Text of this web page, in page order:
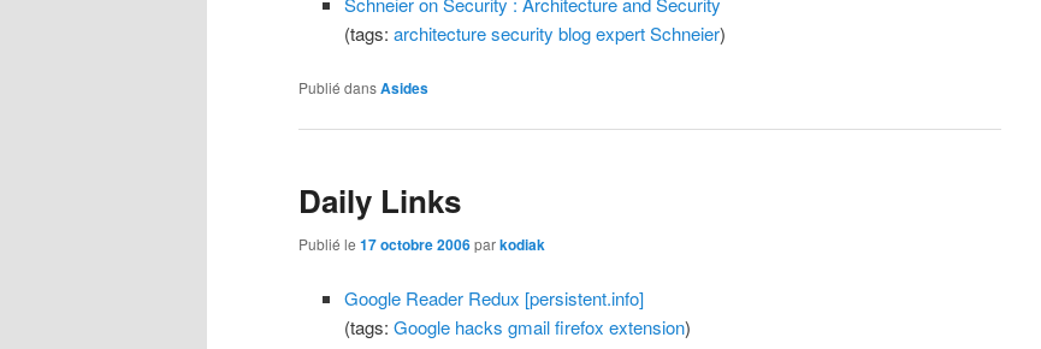
(tags: architecture security blog expert Schneier)
Publié dansAsides
Daily Links
Publié le 17 octobre 2006parkodiak
Google Reader Redux [persistent.info]
(tags: Google hacks gmail firefox extension)